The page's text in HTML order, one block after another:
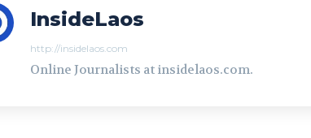
InsideLaos
http://insidelaos.com
Online Journalists at insidelaos.com.